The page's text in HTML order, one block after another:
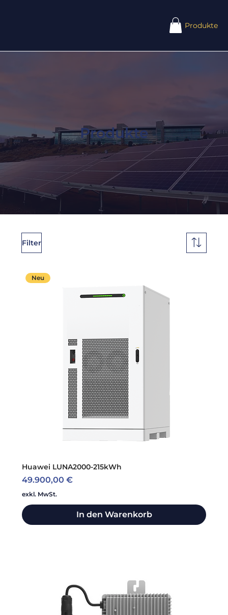
Produkte
Produkte
Filter
Neu
Huawei LUNA2000-215kWh
Preis
49.900,00 €
exkl. MwSt.
In den Warenkorb